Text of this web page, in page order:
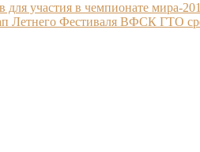
для участия в чемпионате мира-
Летнего Фестиваля ВФСК ГТО